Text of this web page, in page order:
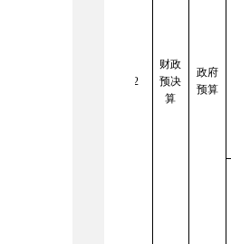
2
财政
预决
算
政府
预算